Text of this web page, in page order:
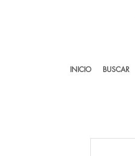
INICIO BUSCAR